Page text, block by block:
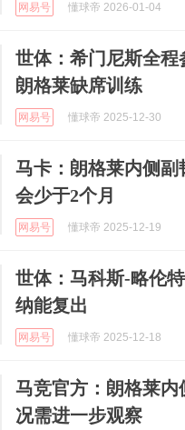
网易号 懂球帝 2026-01-04
世体：希门尼斯全程
朗格莱缺席训练
网易号 懂球帝 2025-12-30
马卡：朗格莱内侧
会少于2个月
网易号 懂球帝 2025-12-19
世体：马科斯-略伦
纳能复出
网易号 懂球帝 2025-12-18
马竞官方：朗格莱
况需进一步观察